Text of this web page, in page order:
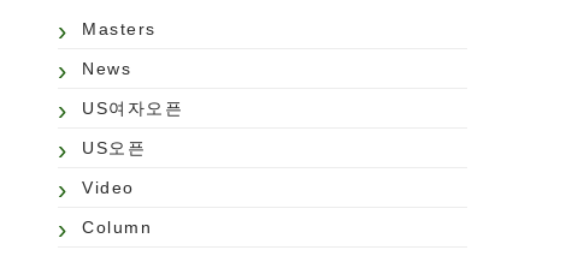
Masters
News
US여자오픈
US오픈
Video
Column